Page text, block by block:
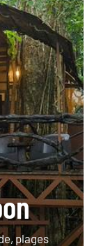
plages